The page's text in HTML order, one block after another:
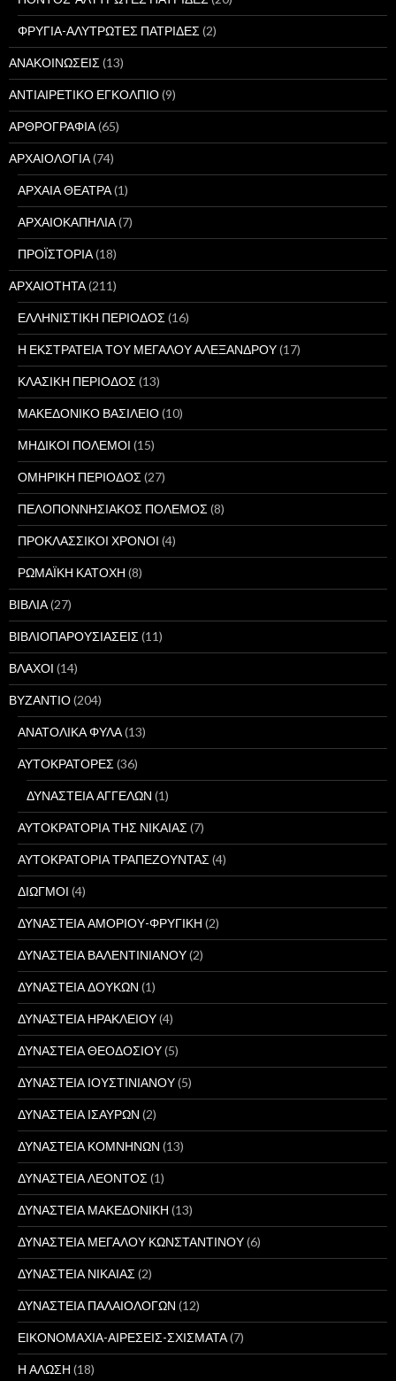
ΦΡΥΓΙΑ-ΑΛΥΤΡΩΤΕΣ ΠΑΤΡΙΔΕΣ (2)
ΑΝΑΚΟΙΝΩΣΕΙΣ (13)
ΑΝΤΙΑΙΡΕΤΙΚΟ ΕΓΚΟΛΠΙΟ(9)
ΑΡΘΡΟΓΡΑΦΙΑ(65)
ΑΡΧΑΙΟΛΟΓΙΑ(74)
ΑΡΧΑΙΑ ΘΕΑΤΡΑ(1)
ΑΡΧΑΙΟΚΑΠΗΛΙΑ(7)
ΠΡΟΪΣΤΟΡΙΑ(18)
ΑΡΧΑΙΟΤΗΤΑ(211)
ΕΛΛΗΝΙΣΤΙΚΗ ΠΕΡΙΟΔΟΣ (16)
Η ΕΚΣΤΡΑΤΕΙΑ ΤΟΥ ΜΕΓΑΛΟΥ ΑΛΕΞΑΝΔΡΟΥ(17)
ΚΛΑΣΙΚΗ ΠΕΡΙΟΔΟΣ (13)
ΜΑΚΕΔΟΝΙΚΟ ΒΑΣΙΛΕΙΟ(10)
ΜΗΔΙΚΟΙ ΠΟΛΕΜΟΙ (15)
ΟΜΗΡΙΚΗ ΠΕΡΙΟΔΟΣ (27)
ΠΕΛΟΠΟΝΝΗΣΙΑΚΟΣ ΠΟΛΕΜΟΣ (8)
ΠΡΟΚΛΑΣΣΙΚΟΙ ΧΡΟΝΟΙ (4)
ΡΩΜΑΪΚΗ ΚΑΤΟΧΗ (8)
ΒΙΒΛΙΑ(27)
ΒΙΒΛΙΟΠΑΡΟΥΣΙΑΣΕΙΣ (11)
ΒΛΑΧΟΙ (14)
ΒΥΖΑΝΤΙΟ(204)
ΑΝΑΤΟΛΙΚΑ ΦΥΛΑ(13)
ΑΥΤΟΚΡΑΤΟΡΕΣ (36)
ΔΥΝΑΣΤΕΙΑ ΑΓΓΕΛΩΝ (1)
ΑΥΤΟΚΡΑΤΟΡΙΑ ΤΗΣ ΝΙΚΑΙΑΣ (7)
ΑΥΤΟΚΡΑΤΟΡΙΑ ΤΡΑΠΕΖΟΥΝΤΑΣ (4)
ΔΙΩΓΜΟΙ (4)
ΔΥΝΑΣΤΕΙΑ ΑΜΟΡΙΟΥ-ΦΡΥΓΙΚΗ (2)
ΔΥΝΑΣΤΕΙΑ ΒΑΛΕΝΤΙΝΙΑΝΟΥ(2)
ΔΥΝΑΣΤΕΙΑ ΔΟΥΚΩΝ (1)
ΔΥΝΑΣΤΕΙΑ ΗΡΑΚΛΕΙΟΥ(4)
ΔΥΝΑΣΤΕΙΑ ΘΕΟΔΟΣΙΟΥ(5)
ΔΥΝΑΣΤΕΙΑ ΙΟΥΣΤΙΝΙΑΝΟΥ(5)
ΔΥΝΑΣΤΕΙΑ ΙΣΑΥΡΩΝ (2)
ΔΥΝΑΣΤΕΙΑ ΚΟΜΝΗΝΩΝ (13)
ΔΥΝΑΣΤΕΙΑ ΛΕΟΝΤΟΣ (1)
ΔΥΝΑΣΤΕΙΑ ΜΑΚΕΔΟΝΙΚΗ (13)
ΔΥΝΑΣΤΕΙΑ ΜΕΓΑΛΟΥ ΚΩΝΣΤΑΝΤΙΝΟΥ(6)
ΔΥΝΑΣΤΕΙΑ ΝΙΚΑΙΑΣ (2)
ΔΥΝΑΣΤΕΙΑ ΠΑΛΑΙΟΛΟΓΩΝ (12)
ΕΙΚΟΝΟΜΑΧΙΑ-ΑΙΡΕΣΕΙΣ-ΣΧΙΣΜΑΤΑ(7)
Η ΑΛΩΣΗ (18)